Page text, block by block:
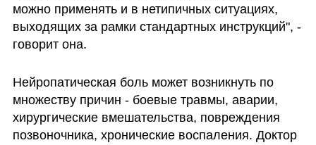
можно применять и в нетипичных ситуациях,
выходящих за рамки стандартных инструкций", -
говорит она.
Нейропатическая боль может возникнуть по
множеству причин - боевые травмы, аварии,
хирургические вмешательства, повреждения
позвоночника, хронические воспаления. Доктор